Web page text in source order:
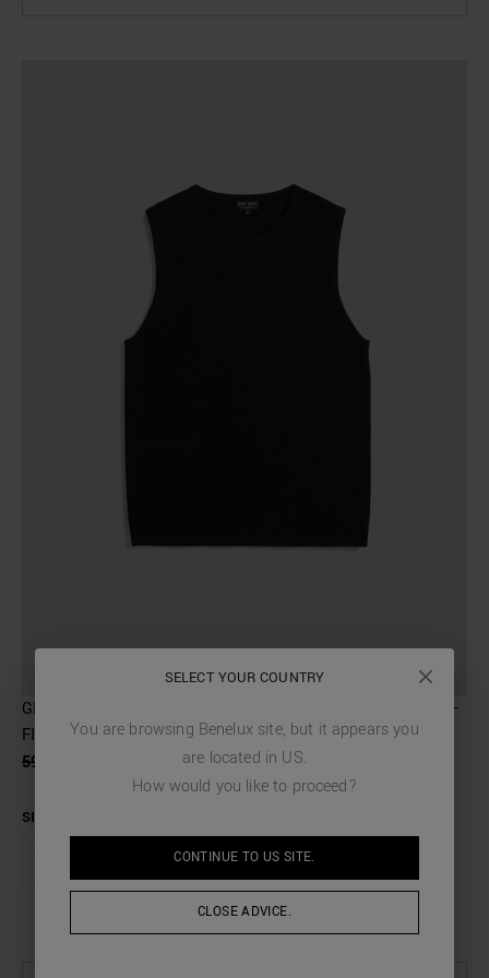
GILET REGULAR FIT EN VISCOSE MÉLANGÉE AU FIL ULTRA-
FIN
59,00 €
SIZE
M L XL
GUIDE DES TAILLES
SELECT YOUR COUNTRY
You are browsing Beneluxsite, but it appears you
are located in US.
How would you like to proceed?
CONTINUE TO US SITE.
CLOSE ADVICE.